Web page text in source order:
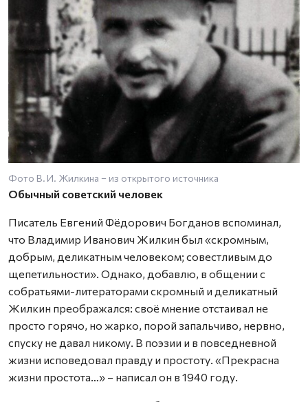
Фото В. И. Жилкина – из открытого источника
Обычный советский человек
Писатель Евгений Фёдорович Богданов вспоминал,
что Владимир Иванович Жилкин был «скромным,
добрым, деликатным человеком; совестливым до
щепетильности». Однако, добавлю, в общении с
собратьями-литераторами скромный и деликатный
Жилкин преображался: своё мнение отстаивал не
просто горячо, но жарко, порой запальчиво, нервно,
спуску не давал никому. В поэзии и в повседневной
жизни исповедовал правду и простоту. «Прекрасна
жизни простота…» – написал он в 1940 году.